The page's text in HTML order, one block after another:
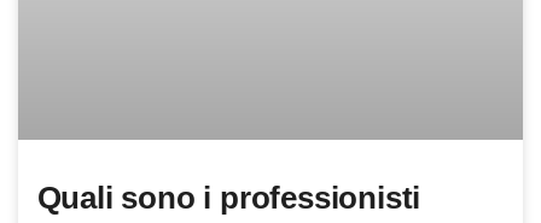
Quali sono i professionisti